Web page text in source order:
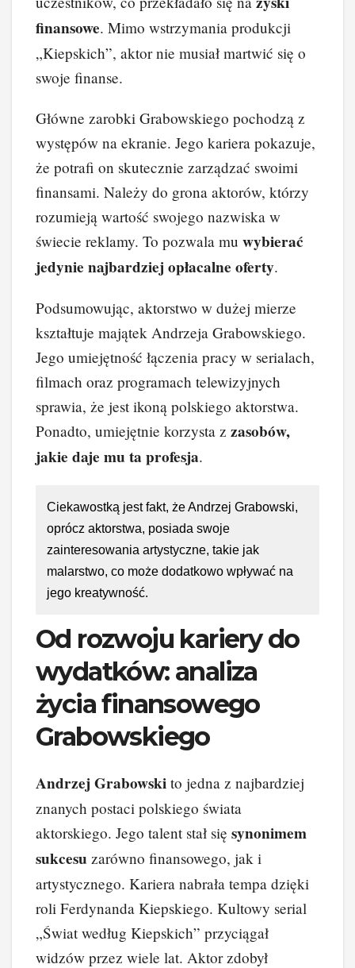
finansowe. Mimo wstrzymania produkcji
„Kiepskich”, aktor nie musiał martwić się o
swoje finanse.
Główne zarobki Grabowskiego pochodzą z
występów na ekranie. Jego kariera pokazuje,
że potrafi on skutecznie zarządzać swoimi
finansami. Należy do grona aktorów, którzy
rozumieją wartość swojego nazwiska w
świecie reklamy. To pozwala mu wybierać
jedynie najbardziej opłacalne oferty.
Podsumowując, aktorstwo w dużej mierze
kształtuje majątek Andrzeja Grabowskiego.
Jego umiejętność łączenia pracy w serialach,
filmach oraz programach telewizyjnych
sprawia, że jest ikoną polskiego aktorstwa.
Ponadto, umiejętnie korzysta z zasobów,
jakie daje mu ta profesja.
Ciekawostką jest fakt, że Andrzej Grabowski,
oprócz aktorstwa, posiada swoje
zainteresowania artystyczne, takie jak
malarstwo, co może dodatkowo wpływać na
jego kreatywność.
Od rozwoju kariery do
wydatków: analiza
życia finansowego
Grabowskiego
Andrzej Grabowski to jedna z najbardziej
znanych postaci polskiego świata
aktorskiego. Jego talent stał się synonimem
sukcesu zarówno finansowego, jak i
artystycznego. Kariera nabrała tempa dzięki
roli Ferdynanda Kiepskiego. Kultowy serial
„Świat według Kiepskich” przyciągał
widzów przez wiele lat. Aktor zdobył